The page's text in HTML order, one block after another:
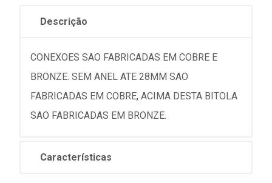
Descrição
CONEXOES SAO FABRICADAS EM COBRE E
BRONZE. SEM ANEL ATE 28MM SAO
FABRICADAS EM COBRE, ACIMA DESTA BITOLA
SAO FABRICADAS EM BRONZE.
Características